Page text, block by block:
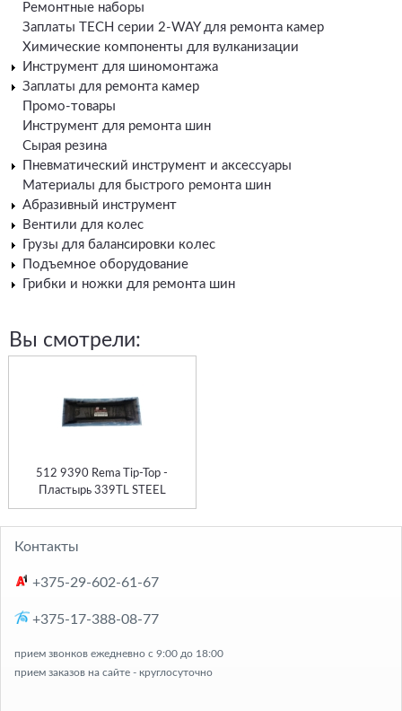
Ремонтные наборы
Заплаты TECH серии 2-WAY для ремонта камер
Химические компоненты для вулканизации
Инструмент для шиномонтажа
Заплаты для ремонта камер
Промо-товары
Инструмент для ремонта шин
Сырая резина
Пневматический инструмент и аксессуары
Материалы для быстрого ремонта шин
Абразивный инструмент
Вентили для колес
Грузы для балансировки колес
Подъемное оборудование
Грибки и ножки для ремонта шин
Вы смотрели:
512 9390 Rema Tip-Top -
Пластырь 339TL STEEL
Контакты
+375-29-602-61-67
+375-17-388-08-77
прием звонков ежедневно с 9:00 до 18:00
прием заказов на сайте - круглосуточно